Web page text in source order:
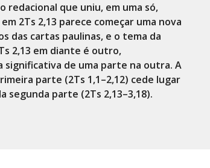
redacional que uniu, em uma só,
2Ts 2,13 parece começar uma nova
das cartas paulinas, e o tema da
2,13 em diante é outro,
significativa de uma parte na outra. A
parte (2Ts 1,1–2,12) cede lugar
segunda parte (2Ts 2,13–3,18).